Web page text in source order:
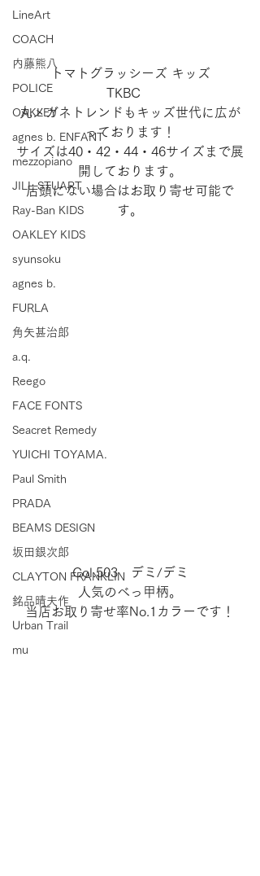
LineArt
COACH
内藤熊八
POLICE
OAKLEY
agnes b. ENFANT
mezzopiano
JILL STUART
Ray-Ban KIDS
OAKLEY KIDS
syunsoku
agnes b.
FURLA
角矢甚治郎
a.q.
Reego
FACE FONTS
Seacret Remedy
YUICHI TOYAMA.
Paul Smith
PRADA
BEAMS DESIGN
坂田銀次郎
CLAYTON FRANKLIN
銘品晴夫作
Urban Trail
mu
トマトグラッシーズ キッズ
TKBC
丸メガネトレンドもキッズ世代に広が
っております！
サイズは40・42・44・46サイズまで展
開しております。
店頭にない場合はお取り寄せ可能で
す。
Col.503　デミ/デミ
人気のべっ甲柄。
当店お取り寄せ率No.1カラーです！